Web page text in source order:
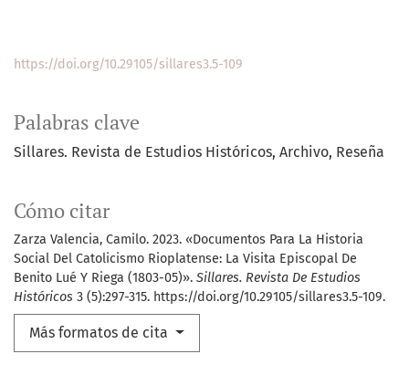
Palabras clave
Sillares. Revista de Estudios Históricos Archivo Reseña
Cómo citar
Zarza Valencia, Camilo. 2023. «Documentos Para La Historia
Social Del Catolicismo Rioplatense: La Visita Episcopal De
Benito Lué Y Riega (1803-05)». Sillares. Revista De Estudios
Históricos 3 (5):297-315. https://doi.org/10.29105/sillares3.5-109.
Más formatos de cita
https://doi.org/10.29105/sillares3.5-109